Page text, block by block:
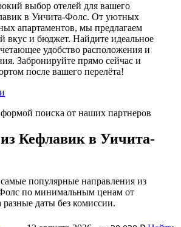
выбор отелей для вашего
в Уичита-Фолс. От уютных
апартаментов, мы предлагаем
вкус и бюджет. Найдите идеальное
удобство расположения и
Забронируйте прямо сейчас и
после вашего перелёта!
поиска от наших партнеров
Кефлавик в Уичита-
популярные направления из
по минимальным ценам от
разные даты без комиссии.